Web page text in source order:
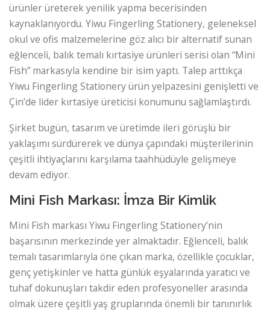
ürünler üreterek yenilik yapma becerisinden
kaynaklanıyordu. Yiwu Fingerling Stationery, geleneksel
okul ve ofis malzemelerine göz alıcı bir alternatif sunan
eğlenceli, balık temalı kırtasiye ürünleri serisi olan “Mini
Fish” markasıyla kendine bir isim yaptı. Talep arttıkça
Yiwu Fingerling Stationery ürün yelpazesini genişletti ve
Çin’de lider kırtasiye üreticisi konumunu sağlamlaştırdı.
Şirket bugün, tasarım ve üretimde ileri görüşlü bir
yaklaşımı sürdürerek ve dünya çapındaki müşterilerinin
çeşitli ihtiyaçlarını karşılama taahhüdüyle gelişmeye
devam ediyor.
Mini Fish Markası: İmza Bir Kimlik
Mini Fish markası Yiwu Fingerling Stationery’nin
başarısının merkezinde yer almaktadır. Eğlenceli, balık
temalı tasarımlarıyla öne çıkan marka, özellikle çocuklar,
genç yetişkinler ve hatta günlük eşyalarında yaratıcı ve
tuhaf dokunuşları takdir eden profesyoneller arasında
olmak üzere çeşitli yaş gruplarında önemli bir tanınırlık